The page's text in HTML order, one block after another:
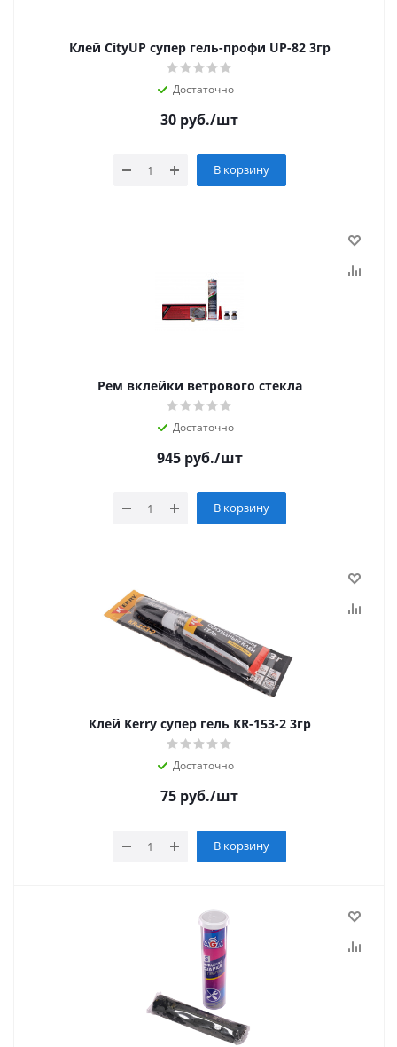
Клей CityUP супер гель-профи UP-82 3гр
Достаточно
30 руб./шт
В корзину
Рем вклейки ветрового стекла
Достаточно
945руб./шт
В корзину
Клей Kerry супер гель KR-153-2 3гр
Достаточно
75 руб./шт
В корзину